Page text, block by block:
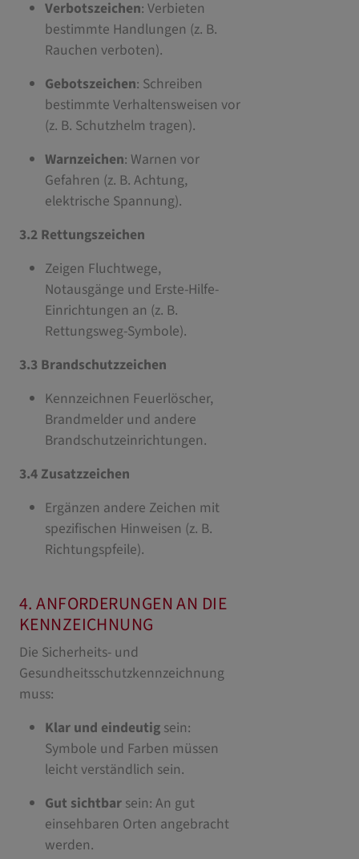
Verbotszeichen: Verbieten
bestimmte Handlungen (z. B.
Rauchen verboten).
Gebotszeichen: Schreiben
bestimmte Verhaltensweisen vor
(z. B. Schutzhelm tragen).
Warnzeichen: Warnen vor
Gefahren (z. B. Achtung,
elektrische Spannung).
3.2 Rettungszeichen
Zeigen Fluchtwege,
Notausgänge und Erste-Hilfe-
Einrichtungen an (z. B.
Rettungsweg-Symbole).
3.3 Brandschutzzeichen
Kennzeichnen Feuerlöscher,
Brandmelder und andere
Brandschutzeinrichtungen.
3.4 Zusatzzeichen
Ergänzen andere Zeichen mit
spezifischen Hinweisen (z. B.
Richtungspfeile).
4. ANFORDERUNGEN AN DIE
KENNZEICHNUNG
Die Sicherheits- und
Gesundheitsschutzkennzeichnung
muss:
Klar und eindeutig sein:
Symbole und Farben müssen
leicht verständlich sein.
Gut sichtbar sein: An gut
einsehbaren Orten angebracht
werden.